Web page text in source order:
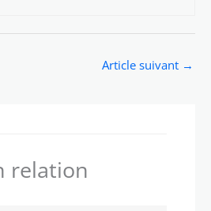
Article suivant →
relation